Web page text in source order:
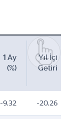
1 Ay
(%)
Yıl İçi
Getiri
-9,32 -20,26